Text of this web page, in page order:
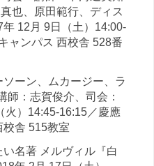
也、原田範行、ディス
12月 9日（土）14:00-
ャンパス 西校舎 528番
ーン、ムカージー、ラ
師：志賀俊介、司会：
火）14:45-16:15／慶應
舎 515教室
名著 メルヴィル『白